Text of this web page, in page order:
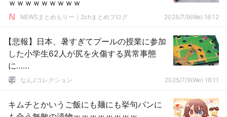
ｗｗｗｗｗｗｗｗｗ
NEWSまとめもりー｜2chまとめブログ 2025/7/9(We) 16:12
【悲報】日本、暑すぎてプールの授業に参加
した小学生62人が尻を火傷する異常事態
に……
なんJコレクション 2025/7/9(We) 16:11
キムチとかいうご飯にも麺にも挙句パンに